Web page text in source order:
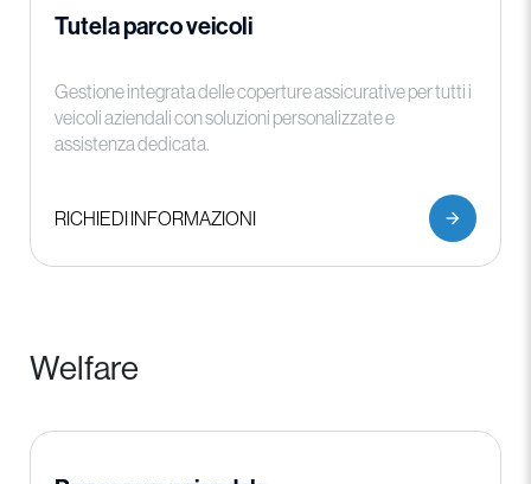
Tutela parco veicoli
Gestione integrata delle coperture assicurative per tutti i
veicoli aziendali con soluzioni personalizzate e
assistenza dedicata.
RICHIEDI INFORMAZIONI
Welfare